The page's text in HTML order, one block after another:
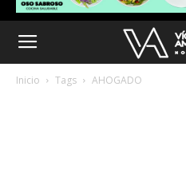
Inicio Tags AHOGADO